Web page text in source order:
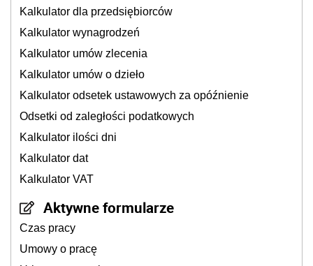
Kalkulator dla przedsiębiorców
Kalkulator wynagrodzeń
Kalkulator umów zlecenia
Kalkulator umów o dzieło
Kalkulator odsetek ustawowych za opóźnienie
Odsetki od zaległości podatkowych
Kalkulator ilości dni
Kalkulator dat
Kalkulator VAT
Aktywne formularze
Czas pracy
Umowy o pracę